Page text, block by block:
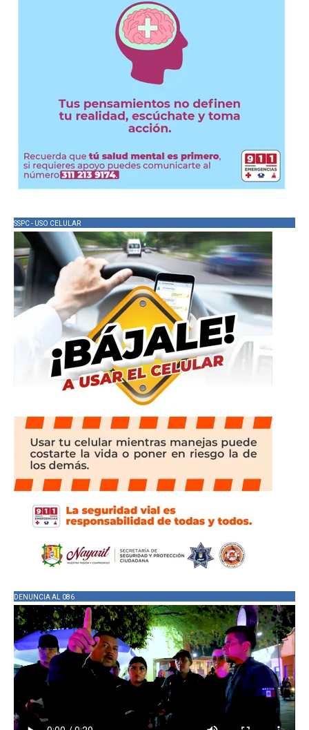
SSPC - USO CELULAR
DENUNCIA AL 086